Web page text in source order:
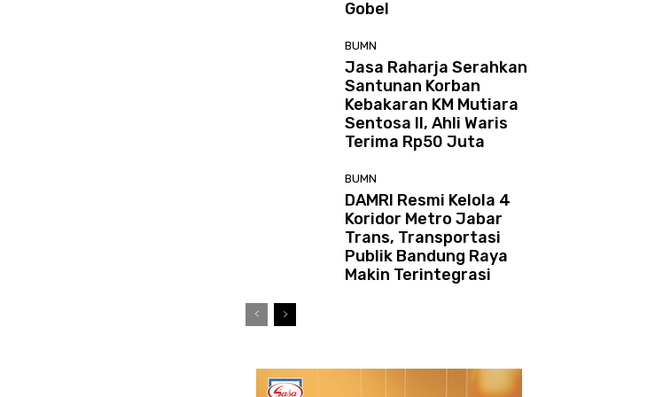
Gobel
BUMN
Jasa Raharja Serahkan
Santunan Korban
Kebakaran KM Mutiara
Sentosa II, Ahli Waris
Terima Rp50 Juta
BUMN
DAMRI Resmi Kelola 4
Koridor Metro Jabar
Trans, Transportasi
Publik Bandung Raya
Makin Terintegrasi